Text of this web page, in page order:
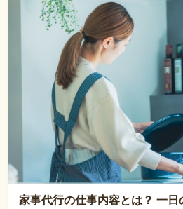
家事代行の仕事内容とは？ 一